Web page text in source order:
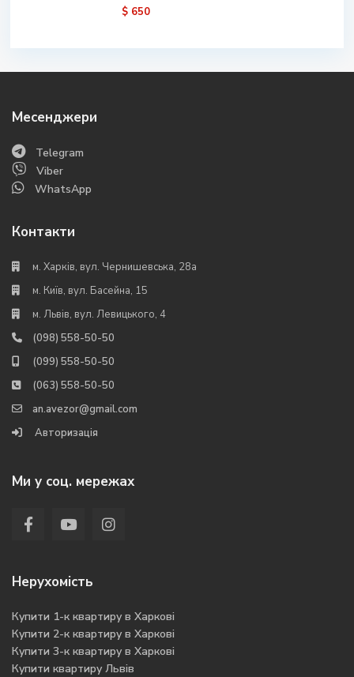
$ 650
Месенджери
Telegram
Viber
WhatsApp
Контакти
м. Харків, вул. Чернишевська, 28а
м. Київ, вул. Басейна, 15
м. Львів, вул. Левицького, 4
(098) 558-50-50
(099) 558-50-50
(063) 558-50-50
an.avezor@gmail.com
Авторизація
Ми у соц. мережах
Нерухомість
Купити 1-к квартиру в Харкові
Купити 2-к квартиру в Харкові
Купити 3-к квартиру в Харкові
Купити квартиру Львів